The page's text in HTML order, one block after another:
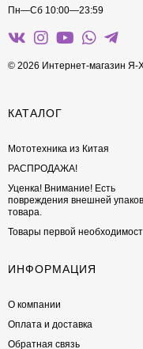
Пн—Сб 10:00—23:59
© 2026 Интернет-магазин Я-
КАТАЛОГ
Мототехника из Китая
РАСПРОДАЖА!
Уценка! Внимание! Есть
повреждения внешней
товара.
Товары первой
ИНФОРМАЦИЯ
О компании
Оплата и доставка
Обратная связь